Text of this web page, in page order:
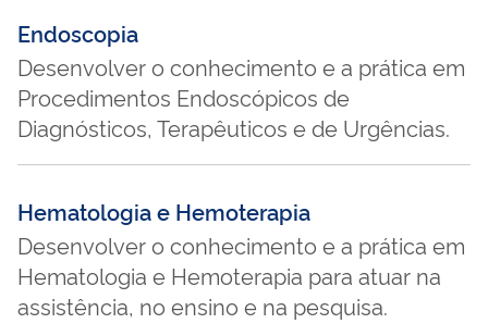
Endoscopia
Desenvolver o conhecimento e a prática em
Procedimentos Endoscópicos de
Diagnósticos, Terapêuticos e de Urgências.
Hematologia e Hemoterapia
Desenvolver o conhecimento e a prática em
Hematologia e Hemoterapia para atuar na
assistência, no ensino e na pesquisa.